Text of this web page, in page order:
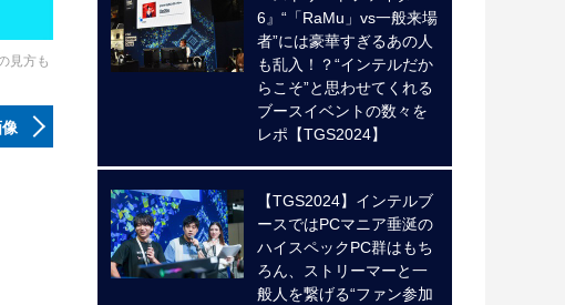
見方も
6』“「RaMu」vs一般来場
者”には豪華すぎるあの人
も乱入！？“インテルだか
らこそ”と思わせてくれる
ブースイベントの数々を
レポ【TGS2024】
【TGS2024】インテルブ
ースではPCマニア垂涎の
ハイスペックPC群はもち
ろん、ストリーマーと一
般人を繋げる“ファン参加